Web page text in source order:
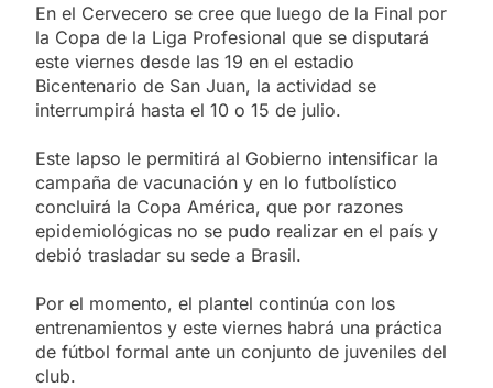
En el Cervecero se cree que luego de la Final por
la Copa de la Liga Profesional que se disputará
este viernes desde las 19 en el estadio
Bicentenario de San Juan, la actividad se
interrumpirá hasta el 10 o 15 de julio.
Este lapso le permitirá al Gobierno intensificar la
campaña de vacunación y en lo futbolístico
concluirá la Copa América, que por razones
epidemiológicas no se pudo realizar en el país y
debió trasladar su sede a Brasil.
Por el momento, el plantel continúa con los
entrenamientos y este viernes habrá una práctica
de fútbol formal ante un conjunto de juveniles del
club.